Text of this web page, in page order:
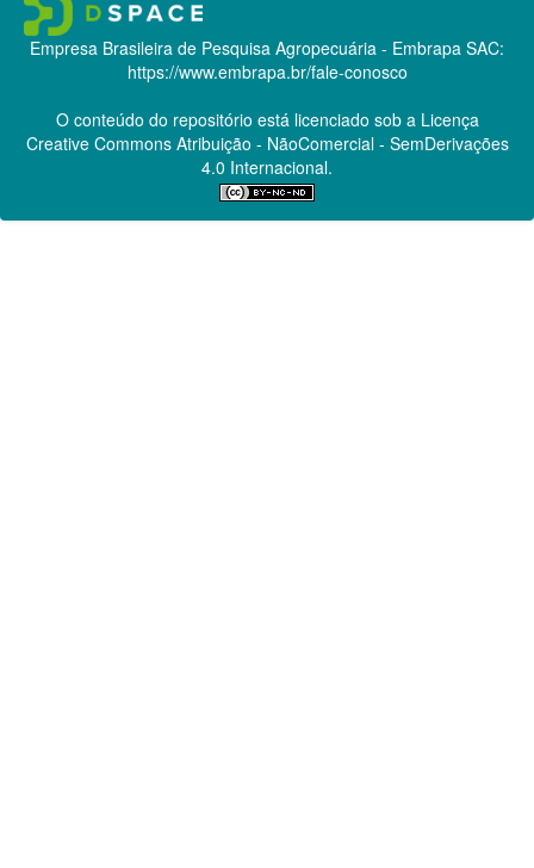
Empresa Brasileira de Pesquisa Agropecuária - Embrapa SAC:
https://www.embrapa.br/fale-conosco
O conteúdo do repositório está licenciado sob a Licença
Creative CommonsAtribuição - NãoComercial - SemDerivações
4.0 Internacional.